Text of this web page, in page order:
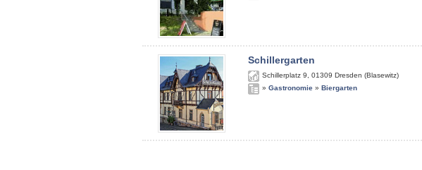
Schillergarten
Schillerplatz 9 01309 Dresden (Blasewitz)
» Gastronomie » Biergarten